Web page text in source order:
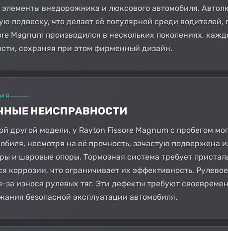
элементы внедорожника и люксового автомобиля.
подвеску, что делает её популярной среди
Magnum производился в нескольких поколениях,
сохраняя при этом фирменный дизайн.
НЕИСПРАВНОСТИ
другой модели, у Rayton Fissore Magnum с пробегом
несмотря на её прочность, зачастую
и шаровые опоры. Тормозная система требует
коррозии, что ограничивает их эффективность.
за износа рулевых тяг. Эти дефекты требуют
безопасной эксплуатации автомобиля.